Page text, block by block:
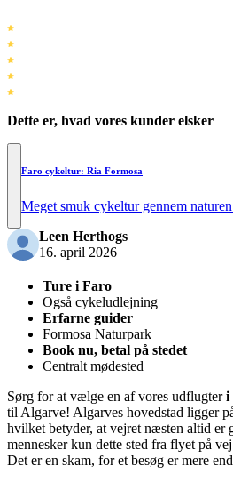
Dette er, hvad vores kunder elsker
Faro cykeltur: Ria Formosa
Meget smuk cykeltur gennem
Leen Herthogs
16. april 2026
Ture i Faro
Også cykeludlejning
Erfarne guider
Formosa Naturpark
Book nu, betal på stedet
Centralt mødested
Sørg for at vælge en af vores udflugteri
til Algarve! Algarves hovedstad ligger
hvilket betyder, at vejret næsten altid er
mennesker kun dette sted fra flyet på
Det er en skam, for et besøg er mere